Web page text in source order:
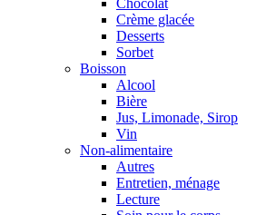
Chocolat
Crème glacée
Desserts
Sorbet
Boisson
Alcool
Bière
Jus, Limonade, Sirop
Vin
Non-alimentaire
Autres
Entretien, ménage
Lecture